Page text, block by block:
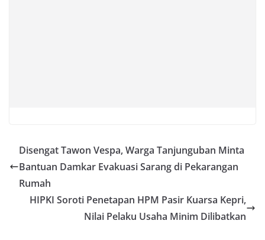
Disengat Tawon Vespa, Warga Tanjunguban Minta
Bantuan Damkar Evakuasi Sarang di Pekarangan
Rumah
HIPKI Soroti Penetapan HPM Pasir Kuarsa Kepri,
Nilai Pelaku Usaha Minim Dilibatkan